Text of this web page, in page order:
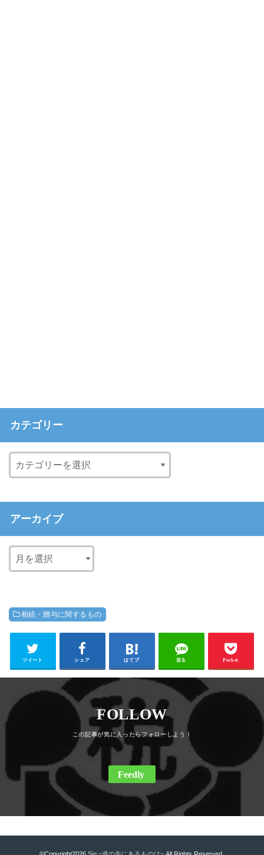
カテゴリー
アーカイブ
相続・贈与に関するもの
ツイート シェア はてブ 送る Pocket
FOLLOW
Feedly